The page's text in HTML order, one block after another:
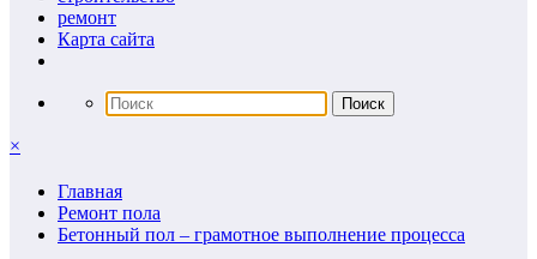
ремонт
Карта сайта
×
Главная
Ремонт пола
Бетонный пол – грамотное выполнение процесса